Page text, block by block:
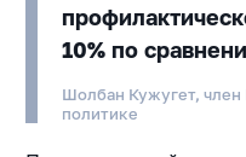
10% по
Шолбан Кужугет,
политике